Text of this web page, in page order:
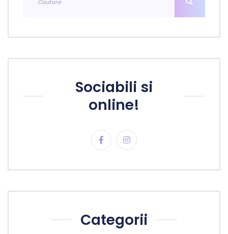
Sociabili si
online!
Categorii